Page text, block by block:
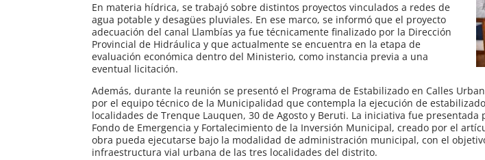
En materia hídrica, se trabajó sobre distintos proyectos vinculados a redes de
agua potable y desagües pluviales. En ese marco, se informó que el proyecto
adecuación del canal Llambías ya fue técnicamente finalizado por la Dirección
Provincial de Hidráulica y que actualmente se encuentra en la etapa de
evaluación económica dentro del Ministerio, como instancia previa a una
eventual licitación.
Además, durante la reunión se presentó el Programa de Estabilizado en Calles
por el equipo técnico de la Municipalidad que contempla la ejecución de
localidades de Trenque Lauquen, 30 de Agosto y Beruti. La iniciativa fue
Fondo de Emergencia y Fortalecimiento de la Inversión Municipal, creado por el
obra pueda ejecutarse bajo la modalidad de administración municipal, con el
infraestructura vial urbana de las tres localidades del distrito.